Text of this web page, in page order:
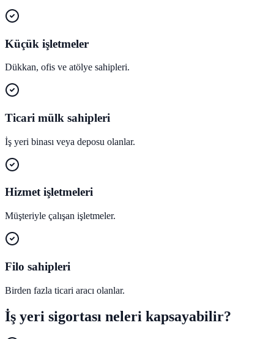
Küçük işletmeler
Dükkan, ofis ve atölye sahipleri.
Ticari mülk sahipleri
İş yeri binası veya deposu olanlar.
Hizmet işletmeleri
Müşteriyle çalışan işletmeler.
Filo sahipleri
Birden fazla ticari aracı olanlar.
İş yeri sigortası neleri kapsayabilir?